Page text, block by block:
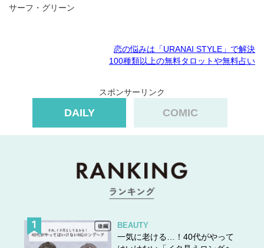
サーフ・グリーン
恋の悩みは「URANAI STYLE」で解決
100種類以上の無料タロットや無料占い
スポンサーリンク
DAILY COMIC
BEAUTY
一気に老ける…！40代がやって